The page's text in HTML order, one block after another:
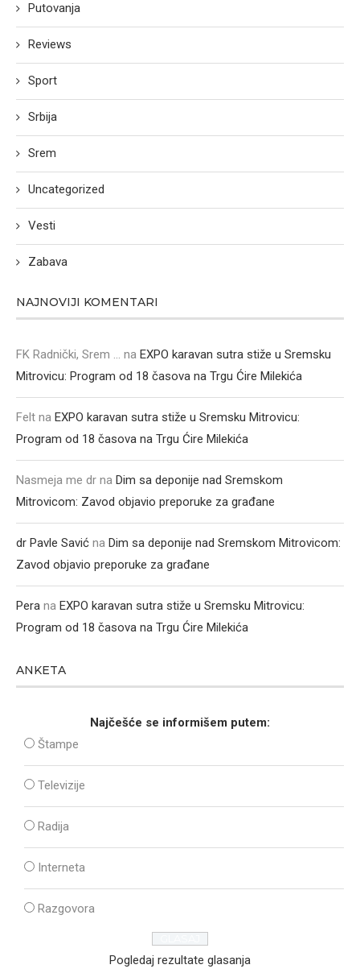
Putovanja
Reviews
Sport
Srbija
Srem
Uncategorized
Vesti
Zabava
NAJNOVIJI KOMENTARI
FK Radnički, Srem ... na EXPO karavan sutra stiže u Sremsku
Mitrovicu: Program od 18 časova na Trgu Ćire Milekića
Felt na EXPO karavan sutra stiže u Sremsku Mitrovicu:
Program od 18 časova na Trgu Ćire Milekića
Nasmeja me dr na Dim sa deponije nad Sremskom
Mitrovicom: Zavod objavio preporuke za građane
dr Pavle Savić na Dim sa deponije nad Sremskom Mitrovicom:
Zavod objavio preporuke za građane
Pera na EXPO karavan sutra stiže u Sremsku Mitrovicu:
Program od 18 časova na Trgu Ćire Milekića
ANKETA
Najčešće se informišem putem:
Štampe
Televizije
Radija
Interneta
Razgovora
Pogledaj rezultate glasanja